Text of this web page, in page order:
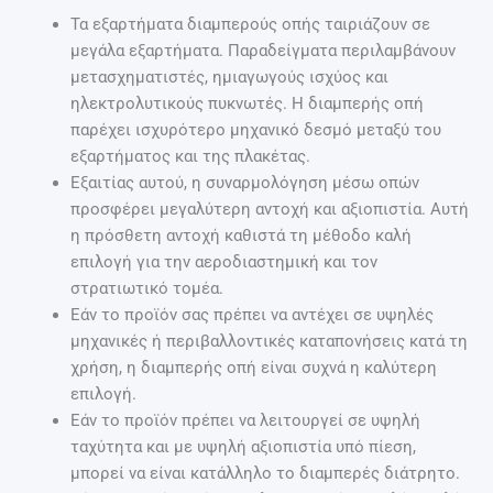
Τα εξαρτήματα διαμπερούς οπής ταιριάζουν σε
μεγάλα εξαρτήματα. Παραδείγματα περιλαμβάνουν
μετασχηματιστές, ημιαγωγούς ισχύος και
ηλεκτρολυτικούς πυκνωτές. Η διαμπερής οπή
παρέχει ισχυρότερο μηχανικό δεσμό μεταξύ του
εξαρτήματος και της πλακέτας.
Εξαιτίας αυτού, η συναρμολόγηση μέσω οπών
προσφέρει μεγαλύτερη αντοχή και αξιοπιστία. Αυτή
η πρόσθετη αντοχή καθιστά τη μέθοδο καλή
επιλογή για την αεροδιαστημική και τον
στρατιωτικό τομέα.
Εάν το προϊόν σας πρέπει να αντέχει σε υψηλές
μηχανικές ή περιβαλλοντικές καταπονήσεις κατά τη
χρήση, η διαμπερής οπή είναι συχνά η καλύτερη
επιλογή.
Εάν το προϊόν πρέπει να λειτουργεί σε υψηλή
ταχύτητα και με υψηλή αξιοπιστία υπό πίεση,
μπορεί να είναι κατάλληλο το διαμπερές διάτρητο.